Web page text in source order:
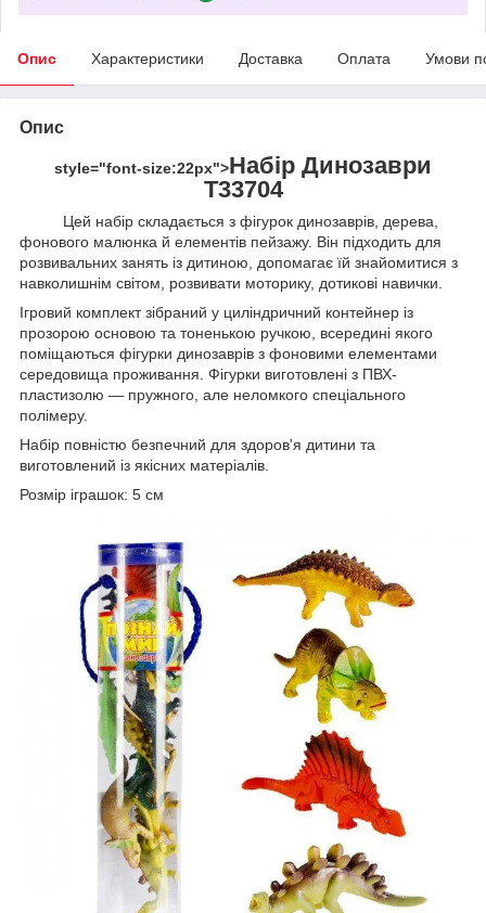
Опис Характеристики Доставка Оплата Умови
Опис
style="font-size:22px">Набір Динозаври
T33704
Цей набір складається з фігурок динозаврів, дерева,
фонового малюнка й елементів пейзажу. Він підходить для
розвивальних занять із дитиною, допомагає їй знайомитися з
навколишнім світом, розвивати моторику, дотикові навички.
Ігровий комплект зібраний у циліндричний контейнер із
прозорою основою та тоненькою ручкою, всередині якого
поміщаються фігурки динозаврів з фоновими елементами
середовища проживання. Фігурки виготовлені з ПВХ-
пластизолю — пружного, але неломкого спеціального
полімеру.
Набір повністю безпечний для здоров'я дитини та
виготовлений із якісних матеріалів.
Розмір іграшок: 5 см